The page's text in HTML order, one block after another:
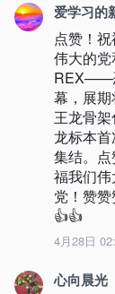
爱学习
点赞！
伟大的
REX——
幕，展
王龙骨
龙标本
集结。
福我们
党！赞
👍👍
4月28日
心向晨光